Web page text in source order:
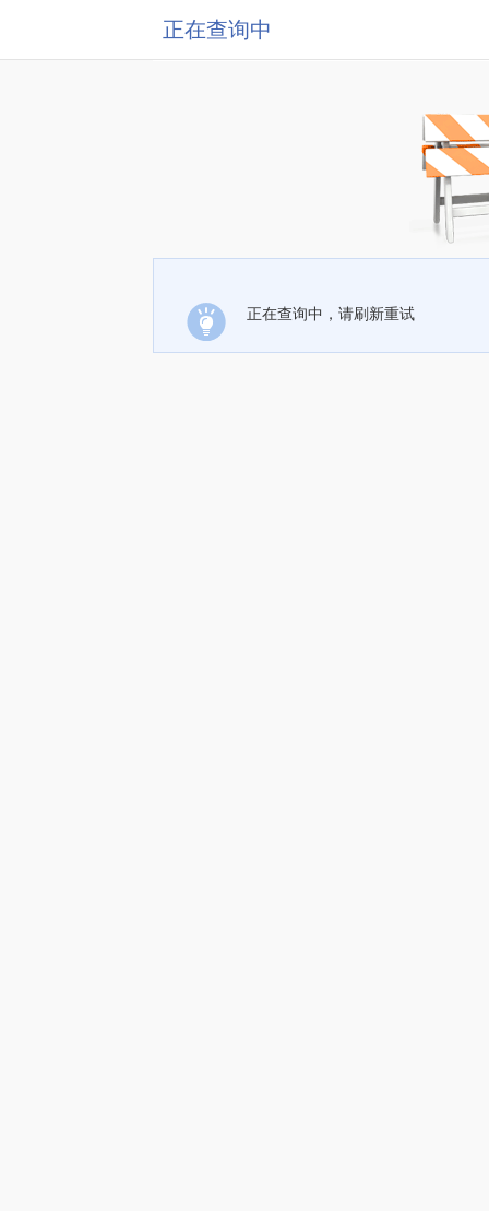
正在查询中
正在查询中，请刷新重试